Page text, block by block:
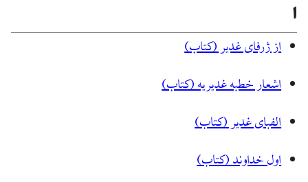
ا
از ژرفای غدیر (کتاب)
اشعار خطبه غديريه (کتاب)
الفبای غدیر (کتاب)
اول خداوند (کتاب)